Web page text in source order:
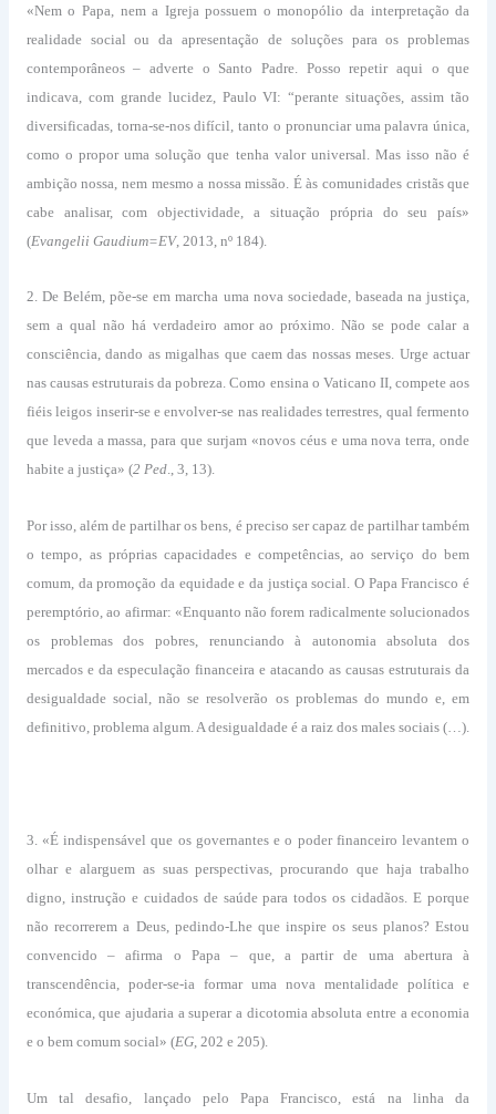
«Nem o Papa, nem a Igreja possuem o monopólio da interpretação da
realidade social ou da apresentação de soluções para os problemas
contemporâneos – adverte o Santo Padre. Posso repetir aqui o que
indicava, com grande lucidez, Paulo VI: “perante situações, assim tão
diversificadas, torna-se-nos difícil, tanto o pronunciar uma palavra única,
como o propor uma solução que tenha valor universal. Mas isso não é
ambição nossa, nem mesmo a nossa missão. É às comunidades cristãs que
cabe analisar, com objectividade, a situação própria do seu país»
(Evangelii Gaudium=EV, 2013, nº 184).
2. De Belém, põe-se em marcha uma nova sociedade, baseada na justiça,
sem a qual não há verdadeiro amor ao próximo. Não se pode calar a
consciência, dando as migalhas que caem das nossas meses. Urge actuar
nas causas estruturais da pobreza. Como ensina o Vaticano II, compete aos
fiéis leigos inserir-se e envolver-se nas realidades terrestres, qual fermento
que leveda a massa, para que surjam «novos céus e uma nova terra, onde
habite a justiça» (2 Ped., 3, 13).
Por isso, além de partilhar os bens, é preciso ser capaz de partilhar também
o tempo, as próprias capacidades e competências, ao serviço do bem
comum, da promoção da equidade e da justiça social. O Papa Francisco é
peremptório, ao afirmar: «Enquanto não forem radicalmente solucionados
os problemas dos pobres, renunciando à autonomia absoluta dos
mercados e da especulação financeira e atacando as causas estruturais da
desigualdade social, não se resolverão os problemas do mundo e, em
definitivo, problema algum. A desigualdade é a raiz dos males sociais (…).
3. «É indispensável que os governantes e o poder financeiro levantem o
olhar e alarguem as suas perspectivas, procurando que haja trabalho
digno, instrução e cuidados de saúde para todos os cidadãos. E porque
não recorrerem a Deus, pedindo-Lhe que inspire os seus planos? Estou
convencido – afirma o Papa – que, a partir de uma abertura à
transcendência, poder-se-ia formar uma nova mentalidade política e
económica, que ajudaria a superar a dicotomia absoluta entre a economia
e o bem comum social» (EG, 202 e 205).
Um tal desafio, lançado pelo Papa Francisco, está na linha da